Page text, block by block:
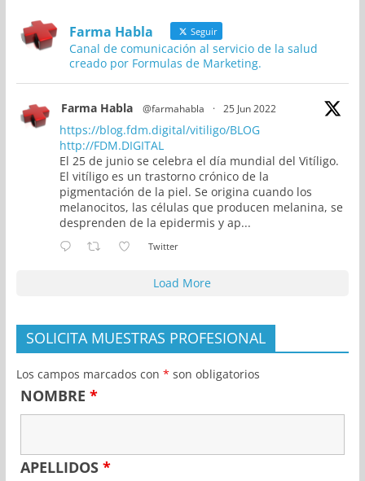
Farma Habla Seguir
Canal de comunicación al servicio de la salud
creado por Formulas de Marketing.
Farma Habla @farmahabla · 25 Jun 2022
https://blog.fdm.digital/vitiligo/BLOG
http://FDM.DIGITAL
El 25 de junio se celebra el día mundial del Vitíligo.
El vitíligo es un trastorno crónico de la
pigmentación de la piel. Se origina cuando los
melanocitos, las células que producen melanina, se
desprenden de la epidermis y ap...
Twitter
Load More
SOLICITA MUESTRAS PROFESIONAL
Los campos marcados con * son obligatorios
NOMBRE *
APELLIDOS *